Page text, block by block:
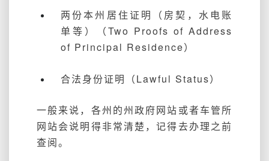
两份本州居住证明（房契，水电账
单等）（Two Proofs of Address
of Principal Residence）
合法身份证明（Lawful Status）
一般来说，各州的州政府网站或者车管所
网站会说明得非常清楚，记得去办理之前
查阅。